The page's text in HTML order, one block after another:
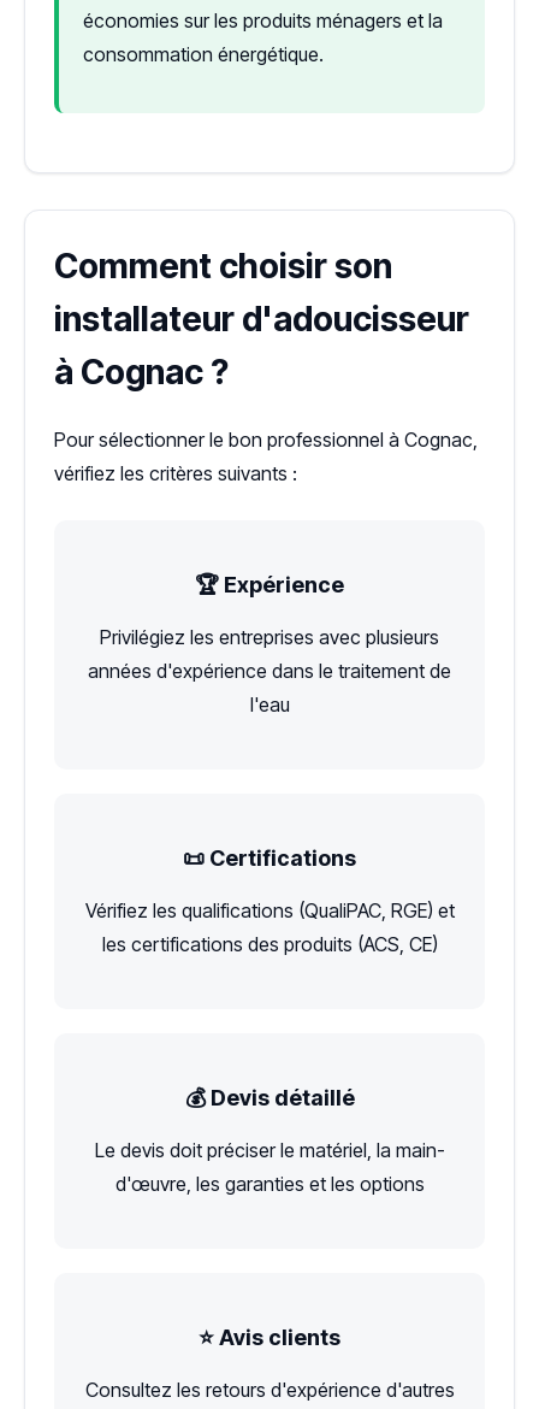
économies sur les produits ménagers et la
consommation énergétique.
Comment choisir son
installateur d'adoucisseur
à Cognac ?
Pour sélectionner le bon professionnel à Cognac,
vérifiez les critères suivants :
🏆 Expérience
Privilégiez les entreprises avec plusieurs
années d'expérience dans le traitement de
l'eau
📜 Certifications
Vérifiez les qualifications (QualiPAC, RGE) et
les certifications des produits (ACS, CE)
💰 Devis détaillé
Le devis doit préciser le matériel, la main-
d'œuvre, les garanties et les options
⭐ Avis clients
Consultez les retours d'expérience d'autres